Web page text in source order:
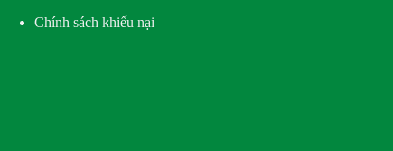
Chính sách khiếu nại